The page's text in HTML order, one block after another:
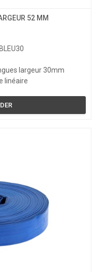
52 MM
largeur 30mm
linéaire